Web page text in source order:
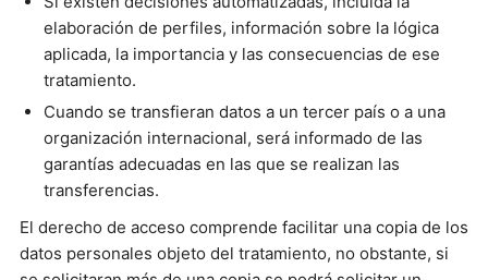
elaboración de perfiles, información sobre la lógica
aplicada, la importancia y las consecuencias de ese
tratamiento.
Cuando se transfieran datos a un tercer país o a una
organización internacional, será informado de las
garantías adecuadas en las que se realizan las
transferencias.
El derecho de acceso comprende facilitar una copia de los
datos personales objeto del tratamiento, no obstante, si